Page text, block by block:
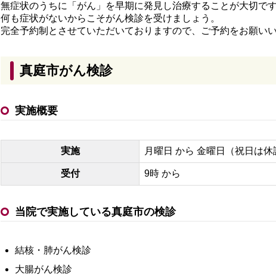
無症状のうちに「がん」を早期に発見し治療することが大切で
何も症状がないからこそがん検診を受けましょう。
完全予約制とさせていただいておりますので、ご予約をお願いい
真庭市がん検診
実施概要
実施 月曜日 から 金曜日（祝日は休
受付 9時 から
当院で実施している真庭市の検診
結核・肺がん検診
大腸がん検診